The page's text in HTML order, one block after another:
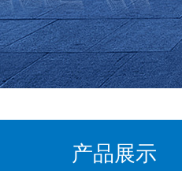
产品展示